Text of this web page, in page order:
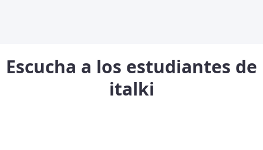
Escucha a los estudiantes de
italki